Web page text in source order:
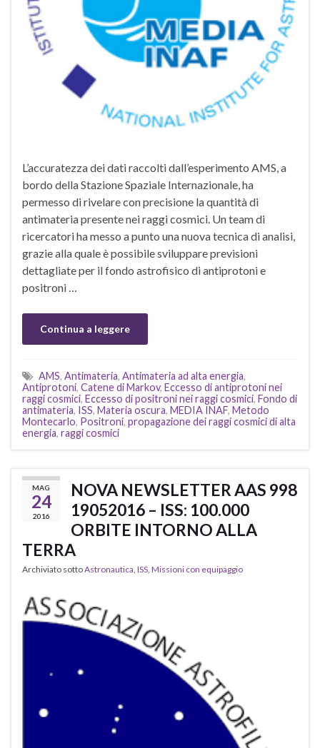
L’accuratezza dei dati raccolti dall’esperimento AMS, a
bordo della Stazione Spaziale Internazionale, ha
permesso di rivelare con precisione la quantità di
antimateria presente nei raggi cosmici. Un team di
ricercatori ha messo a punto una nuova tecnica di analisi,
grazie alla quale è possibile sviluppare previsioni
dettagliate per il fondo astrofisico di antiprotoni e
positroni …
Continua a leggere
AMS, Antimateria, Antimateria ad alta energia,
Antiprotoni, Catene di Markov, Eccesso di antiprotoni nei
raggi cosmici, Eccesso di positroni nei raggi cosmici, Fondo di
antimateria, ISS, Materia oscura, MEDIA INAF, Metodo
Montecarlo, Positroni, propagazione dei raggi cosmici di alta
energia, raggi cosmici
MAG
24
2016
NOVA NEWSLETTER AAS 998
19052016 – ISS: 100.000
ORBITE INTORNO ALLA
TERRA
Archiviato sottoAstronautica, ISS, Missioni con equipaggio